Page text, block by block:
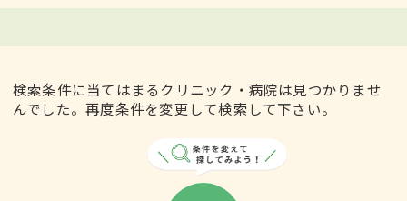
検索条件に当てはまるクリニック・病院は見つかりませ
んでした。再度条件を変更して検索して下さい。